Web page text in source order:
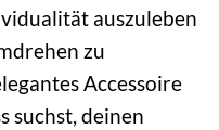
auszuleben
zu
Accessoire
suchst, deinen